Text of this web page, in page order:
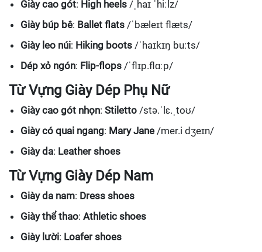
Giày cao gót: High heels /ˌhaɪ ˈhiːlz/
Giày búp bê: Ballet flats /ˈbæleɪt flæts/
Giày leo núi: Hiking boots /ˈhaɪkɪŋ buːts/
Dép xỏ ngón: Flip-flops /ˈflɪp.flɑːp/
Từ Vựng Giày Dép Phụ Nữ
Giày cao gót nhọn: Stiletto /stə.ˈlɛ.ˌtoʊ/
Giày có quai ngang: Mary Jane /mer.i dʒeɪn/
Giày da: Leather shoes
Từ Vựng Giày Dép Nam
Giày da nam: Dress shoes
Giày thể thao: Athletic shoes
Giày lười: Loafer shoes